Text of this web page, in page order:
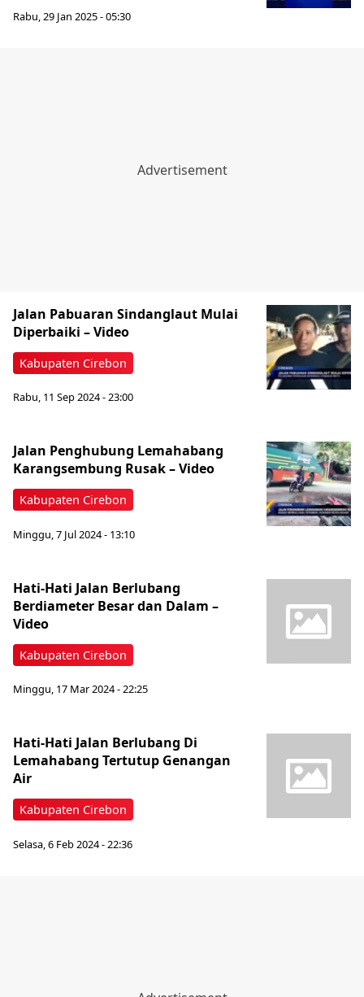
Rabu, 29 Jan 2025 - 05:30
Kabupaten Cirebon
Jalan Pabuaran Sindanglaut Mulai
Diperbaiki – Video
Rabu, 11 Sep 2024 - 23:00
Kabupaten Cirebon
Jalan Penghubung Lemahabang
Karangsembung Rusak – Video
Minggu, 7 Jul 2024 - 13:10
Kabupaten Cirebon
Hati-Hati Jalan Berlubang
Berdiameter Besar dan Dalam –
Video
Minggu, 17 Mar 2024 - 22:25
Kabupaten Cirebon
Hati-Hati Jalan Berlubang Di
Lemahabang Tertutup Genangan
Air
Selasa, 6 Feb 2024 - 22:36